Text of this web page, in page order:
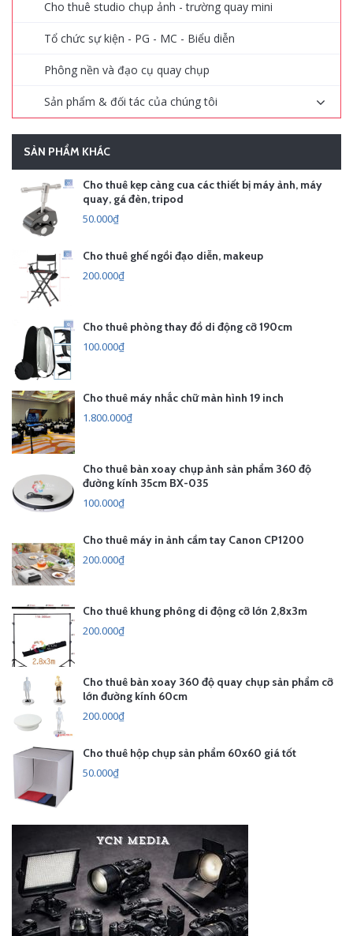
Cho thuê studio chụp ảnh - trường quay mini
Tổ chức sự kiện - PG - MC - Biểu diễn
Phông nền và đạo cụ quay chụp
Sản phẩm & đối tác của chúng tôi
SẢN PHẨM KHÁC
Cho thuê kẹp càng cua các thiết bị máy ảnh, máy
quay, gá đèn, tripod
50.000₫
Cho thuê ghế ngồi đạo diễn, makeup
200.000₫
Cho thuê phòng thay đồ di động cỡ 190cm
100.000₫
Cho thuê máy nhắc chữ màn hình 19 inch
1.800.000₫
Cho thuê bàn xoay chụp ảnh sản phẩm 360 độ
đường kính 35cm BX-035
100.000₫
Cho thuê máy in ảnh cầm tay Canon CP1200
200.000₫
Cho thuê khung phông di động cỡ lớn 2,8x3m
200.000₫
Cho thuê bàn xoay 360 độ quay chụp sản phẩm cỡ
lớn đường kính 60cm
200.000₫
Cho thuê hộp chụp sản phẩm 60x60 giá tốt
50.000₫